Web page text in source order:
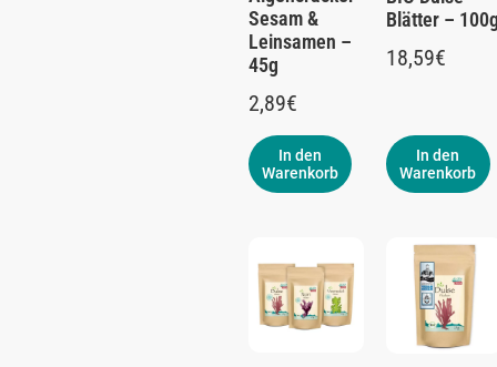
Sesam &
Leinsamen –
45g
2,89€
In den
Warenkorb
Blätter –
18,59€
In den
Warenkorb